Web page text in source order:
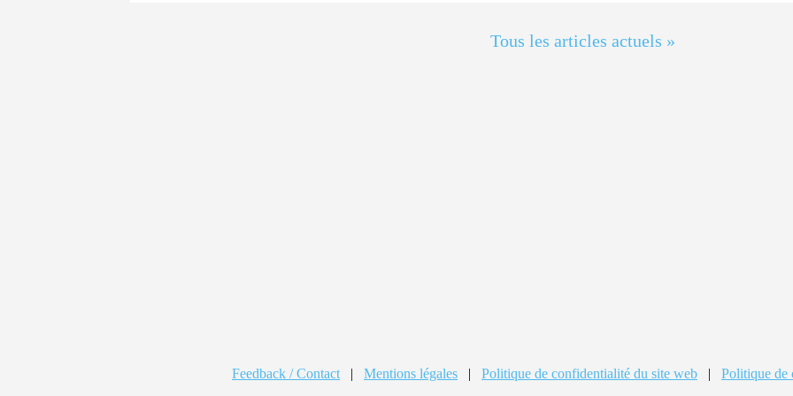
Tous les articles actuels »
Feedback / Contact | Mentions légales | Politique de confidentialité du site web | Politique de